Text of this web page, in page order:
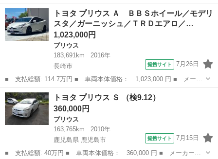
名： トヨタ ■ 車種名： プリウス ■ グレード名： Ｓ １．８
Ｓ ＥＴＣ付 ＡＭ／ＦＭラジオ ＣＤプレーヤー ■ 排気量：
1800cc...
長崎 長崎市 プリウス
トヨタ プリウス Ａ ＢＢＳホイール／モデリ
スタ／ガーニッシュ／ＴＲＤエアロ／…
1,023,000円
プリウス
183,691km
2016年
長崎市
提携サイト 7月26日
■ 支払総額: 114.7万円 ■ 車両本体価格： 1,023,000 円 ■ メーカ
ー名： トヨタ ■ 車種名： プリウス ■ グレード名： Ａ ＢＢ
Ｓホイール／モデリスタ／ガーニッシュ／ＴＲＤエアロ／デイライト
／バック...
長崎 長崎市 プリウス
トヨタ プリウス Ｓ （検9.12）
360,000円
プリウス
163,765km
2010年
鹿児島県 鹿児島市
提携サイト 7月15日
■ 支払総額: 40万円 ■ 車両本体価格： 360,000 円 ■ メーカー